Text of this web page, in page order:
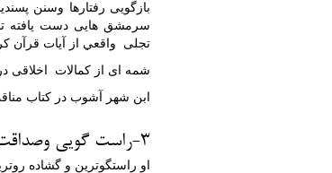
بازگویی رفتارها وسنن
سرمشق هایی دست یافته تا
تجلی واقعي از آیات قرآن
شمه ای از کمالات اخلاقی
ابن شهر آشوب در كتاب
3-راست گویی وصداقت :
او راستگوترين و گشاده